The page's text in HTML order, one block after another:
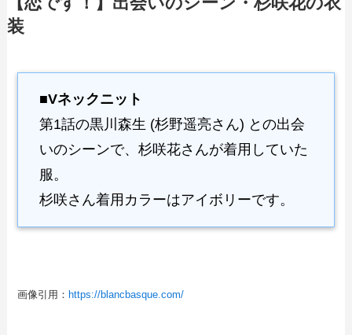
装
■Vネックニット
第1話の黒川森生 (杉野遥亮さん) との出会
いのシーンで、杉咲花さんが着用していた
服。
杉咲さん着用カラーはアイボリーです。
画像引用： https://blancbasque.com/